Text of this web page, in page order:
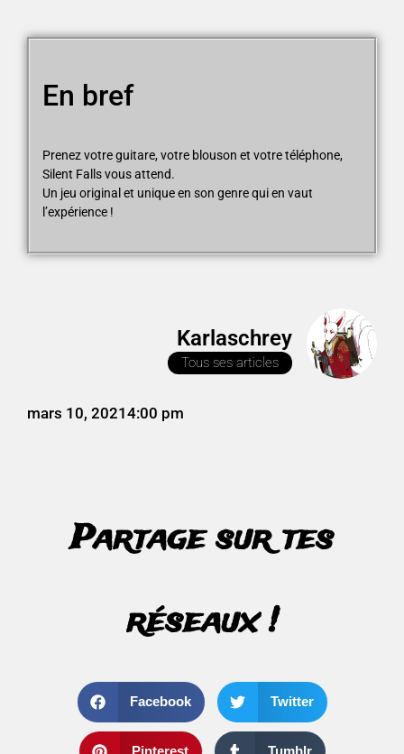
En bref
Prenez votre guitare, votre blouson et votre téléphone,
Silent Falls vous attend.
Un jeu original et unique en son genre qui en vaut
l’expérience !
Karlaschrey
Tous ses articles
mars 10, 20214:00 pm
Partage sur tes
réseaux !
Facebook Twitter